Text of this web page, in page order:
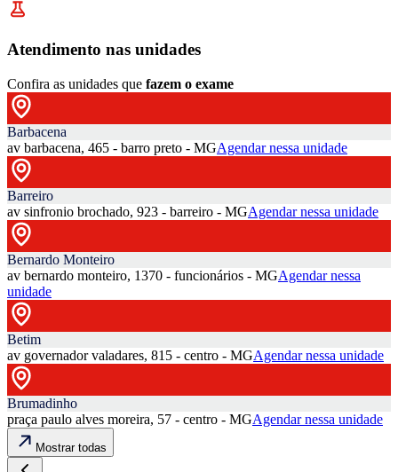
Atendimento nas unidades
Confira as unidades que fazem o exame
Barbacena
av barbacena, 465 - barro preto - MGAgendar nessa unidade
Barreiro
av sinfronio brochado, 923 - barreiro - MGAgendar nessa unidade
Bernardo Monteiro
av bernardo monteiro, 1370 - funcionários - MGAgendar nessa
unidade
Betim
av governador valadares, 815 - centro - MGAgendar nessa unidade
Brumadinho
praça paulo alves moreira, 57 - centro - MGAgendar nessa unidade
Mostrar todas